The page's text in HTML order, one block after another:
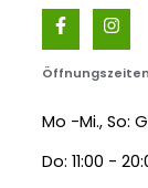
Öffnungszeiten
Mo -Mi., So:
Do: 11:00 -